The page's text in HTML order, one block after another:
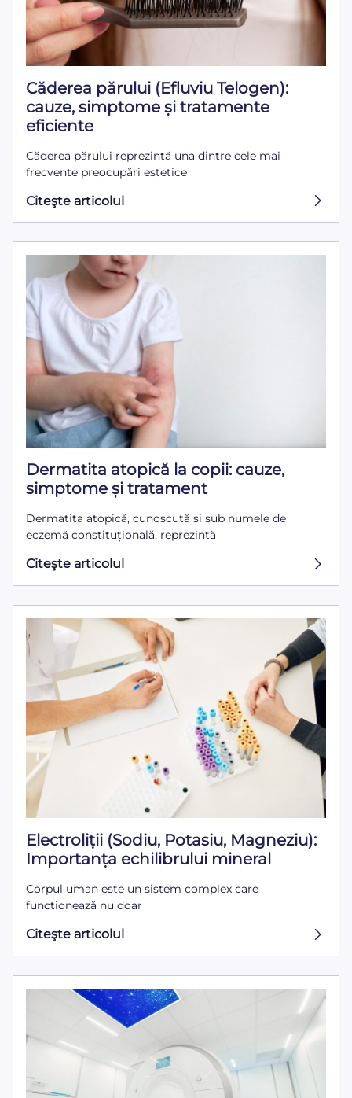
Căderea părului (Efluviu Telogen):
cauze, simptome și tratamente
eficiente
Căderea părului reprezintă una dintre cele mai
frecvente preocupări estetice
Citeşte articolul
Dermatita atopică la copii: cauze,
simptome și tratament
Dermatita atopică, cunoscută și sub numele de
eczemă constituțională, reprezintă
Citeşte articolul
Electroliții (Sodiu, Potasiu, Magneziu):
Importanța echilibrului mineral
Corpul uman este un sistem complex care
funcționează nu doar
Citeşte articolul